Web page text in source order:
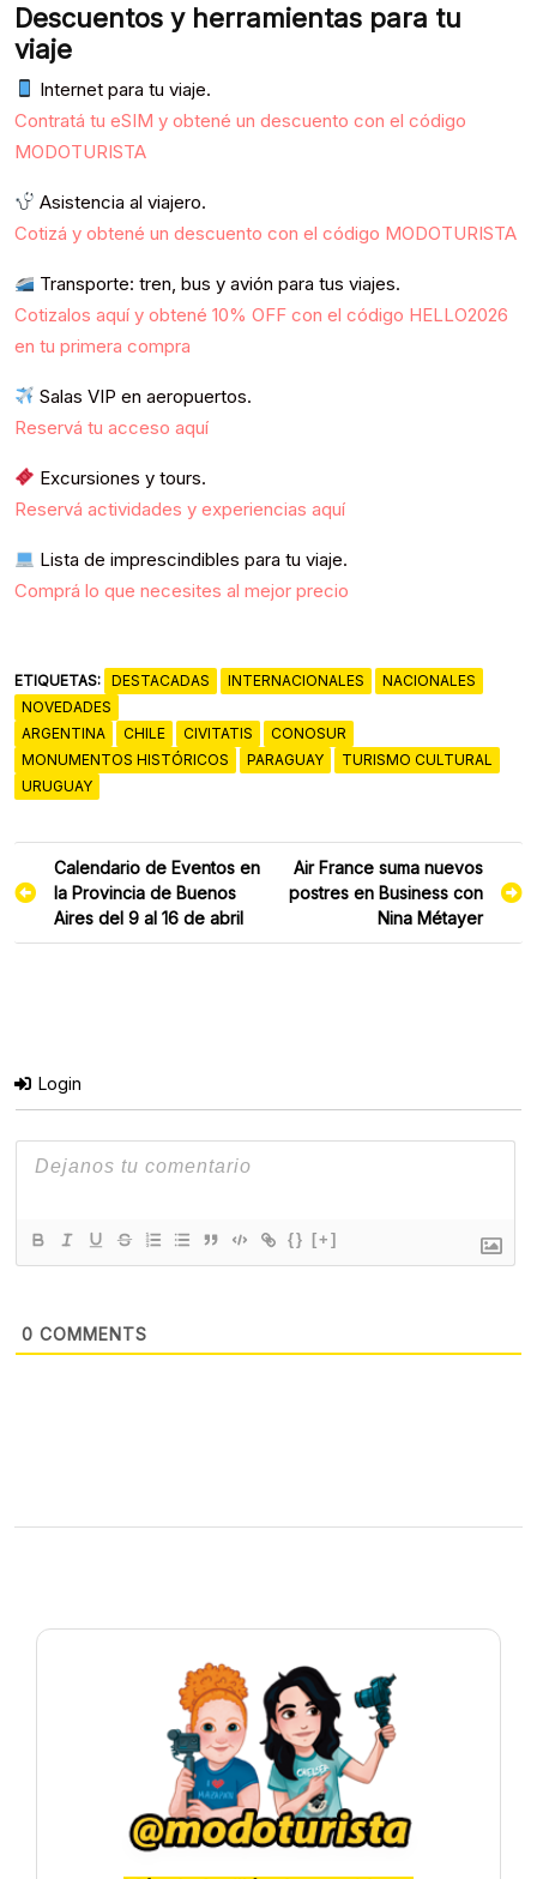
Descuentos y herramientas para tu
viaje
Internet para tu viaje.
Contratá tu eSIM y obtené un descuento con el código
MODOTURISTA
Asistencia al viajero.
Cotizá y obtené un descuento con el código MODOTURISTA
Transporte: tren, bus y avión para tus viajes.
Cotizalos aquí y obtené 10% OFF con el código HELLO2026
en tu primera compra
Salas VIP en aeropuertos.
Reservá tu acceso aquí
Excursiones y tours.
Reservá actividades y experiencias aquí
Lista de imprescindibles para tu viaje.
Comprá lo que necesites al mejor precio
ETIQUETAS: DESTACADAS INTERNACIONALES
NACIONALES
NOVEDADES
ARGENTINA
CHILE CIVITATIS
CONOSUR
MONUMENTOS HISTÓRICOS
PARAGUAY
TURISMO CULTURAL
URUGUAY
Navegación
de
entradas
Calendario de Eventos en
la Provincia de Buenos
Aires del 9 al 16 de abril
Air France suma nuevos
postres en Business con
Nina Métayer
Login
{} [+]
0 COMMENTS